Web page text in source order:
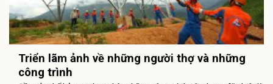
Triển lãm ảnh về những người thợ và những
công trình